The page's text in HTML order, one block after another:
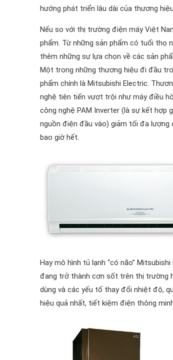
hướng phát triển lâu dài của thương
Nếu so với thị trường điện máy Việt
phẩm. Từ những sản phẩm có tuổi thọ
thêm những sự lựa chọn về các sản
Một trong những thương hiệu đi đầu
phẩm chính là Mitsubishi Electric.
nghệ tiên tiến vượt trội như máy điều
công nghệ PAM Inverter (là sự kết hợp
nguồn điện đầu vào) giảm tối đa lượng
bao giờ hết.
Hay mô hình tủ lạnh “có não”
đang trở thành cơn sốt trên thị trường
dùng và các yếu tố thay đổi nhiệt độ,
hiệu quả nhất, tiết kiệm điện thông